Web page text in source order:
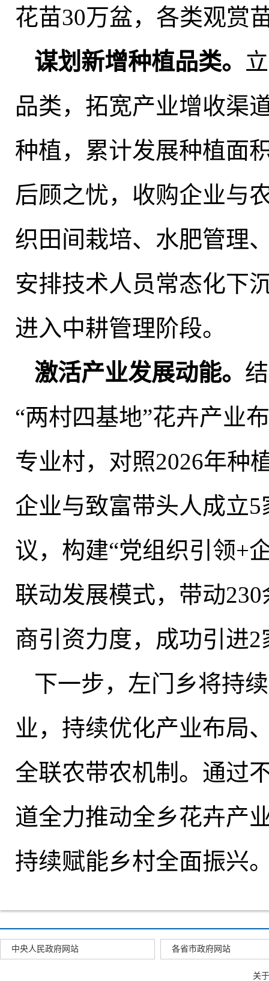
花苗30万盆， 各类观赏
谋划新增种植品类。
品类，拓宽产业增收渠
种植，累计发展种植面
后顾之忧，收购企业与
织田间栽培、水肥管理
安排技术人员常态化下
进入中耕管理阶段。
激活产业发展动能。
“两村四基地”花卉产业
专业村， 对照2026年种
企业与致富带头人成立
议，构建“党组织引领+
联动发展模式， 带动
商引资力度， 成功引进
下一步， 左门乡将持
业 ， 持续优化产业布局
全联农带农机制。通过
道全力推动全乡花卉产
持续赋能乡村全面振兴
中央人民政府网站 各省市政府网站
关